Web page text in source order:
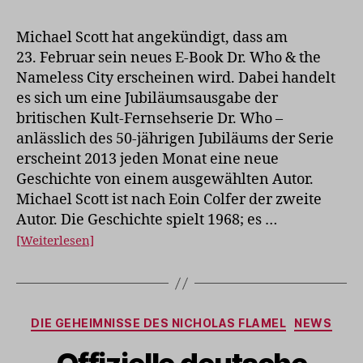
schreibt
über
den
Doktor
Michael Scott hat angekündigt, dass am
23. Februar sein neues E-Book Dr. Who & the
Nameless City erscheinen wird. Dabei handelt
es sich um eine Jubiläumsausgabe der
britischen Kult-Fernsehserie Dr. Who –
anlässlich des 50-jährigen Jubiläums der Serie
erscheint 2013 jeden Monat eine neue
Geschichte von einem ausgewählten Autor.
Michael Scott ist nach Eoin Colfer der zweite
Autor. Die Geschichte spielt 1968; es …
[Weiterlesen]
Kategorien
DIE GEHEIMNISSE DES NICHOLAS FLAMEL NEWS